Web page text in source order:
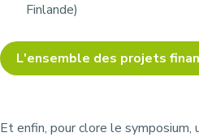
Finlande)
L'ensemble des projets
Et enfin, pour clore le